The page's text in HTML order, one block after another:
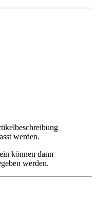
werden.
können dann
werden.